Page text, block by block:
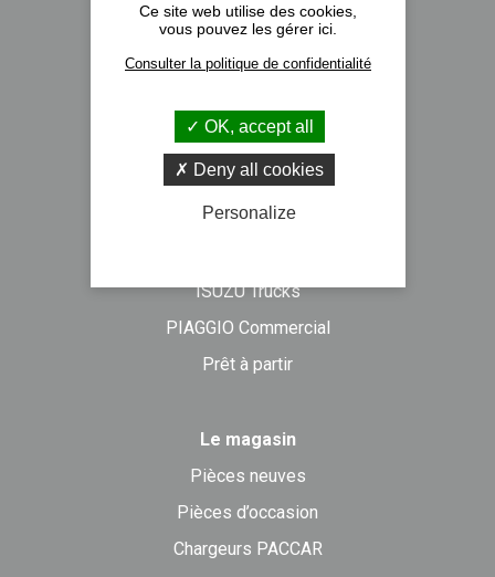
Recrutement
Actualités
Formulaire de contact
Véhicules neufs
DAF Trucks
ISUZU Trucks
PIAGGIO Commercial
Prêt à partir
Le magasin
Pièces neuves
Pièces d’occasion
Chargeurs PACCAR
Ce site web utilise des cookies,
vous pouvez les gérer ici.
Consulter la politique de confidentialité
OK, accept all
Deny all cookies
Personalize